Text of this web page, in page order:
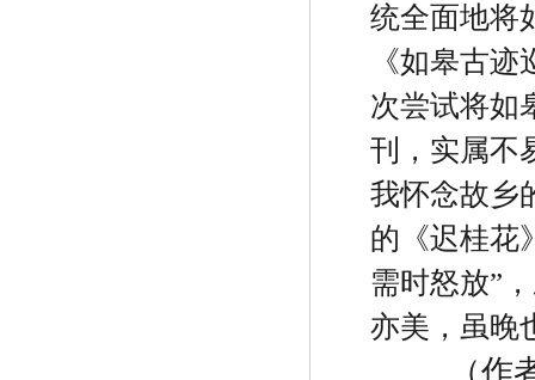
统全面地将
《如皋古
次尝试将如
刊，实属不
我怀念故乡
的《迟桂花
需时怒放”
亦美，虽晚
（